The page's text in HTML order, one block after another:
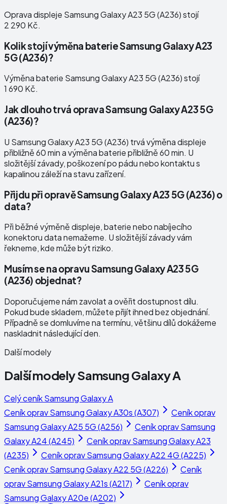
Oprava displeje Samsung Galaxy A23 5G (A236) stojí
2 290 Kč.
Kolik stojí výměna baterie Samsung Galaxy A23
5G (A236)?
Výměna baterie Samsung Galaxy A23 5G (A236) stojí
1 690 Kč.
Jak dlouho trvá oprava Samsung Galaxy A23 5G
(A236)?
U Samsung Galaxy A23 5G (A236) trvá výměna displeje
přibližně 60 min a výměna baterie přibližně 60 min. U
složitější závady, poškození po pádu nebo kontaktu s
kapalinou záleží na stavu zařízení.
Přijdu při opravě Samsung Galaxy A23 5G (A236) o
data?
Při běžné výměně displeje, baterie nebo nabíjecího
konektoru data nemažeme. U složitější závady vám
řekneme, kde může být riziko.
Musím se na opravu Samsung Galaxy A23 5G
(A236) objednat?
Doporučujeme nám zavolat a ověřit dostupnost dílu.
Pokud bude skladem, můžete přijít ihned bez objednání.
Případně se domluvíme na termínu, většinu dílů dokážeme
naskladnit následující den.
Další modely
Další modelySamsung Galaxy A
Celý ceníkSamsung Galaxy A
Ceník opravSamsung Galaxy A30s (A307)
Ceník oprav
Samsung Galaxy A25 5G (A256)
Ceník opravSamsung
Galaxy A24 (A245)
Ceník opravSamsung Galaxy A23
(A235)
Ceník opravSamsung Galaxy A22 4G (A225)
Ceník opravSamsung Galaxy A22 5G (A226)
Ceník
opravSamsung Galaxy A21s (A217)
Ceník oprav
Samsung Galaxy A20e (A202)